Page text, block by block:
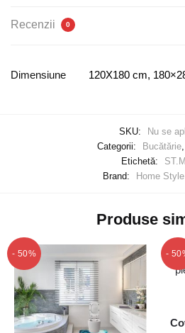
Recenzii 0
Dimensiune 120X180 cm,
SKU:
Nu se
Categorii:
Bucătărie,
Etichetă:
Brand:
Home
Produse
- 50% -